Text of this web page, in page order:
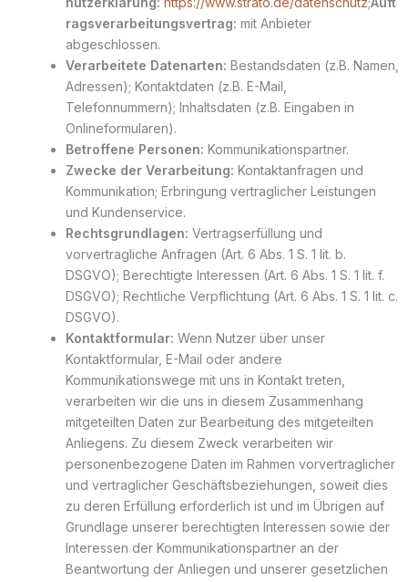
ragsverarbeitungsvertrag: mit Anbieter
abgeschlossen.
Verarbeitete Datenarten: Bestandsdaten (z.B. Namen,
Adressen); Kontaktdaten (z.B. E-Mail,
Telefonnummern); Inhaltsdaten (z.B. Eingaben in
Onlineformularen).
Betroffene Personen: Kommunikationspartner.
Zwecke der Verarbeitung: Kontaktanfragen und
Kommunikation; Erbringung vertraglicher Leistungen
und Kundenservice.
Rechtsgrundlagen: Vertragserfüllung und
vorvertragliche Anfragen (Art. 6 Abs. 1 S. 1 lit. b.
DSGVO); Berechtigte Interessen (Art. 6 Abs. 1 S. 1 lit. f.
DSGVO); Rechtliche Verpflichtung (Art. 6 Abs. 1 S. 1 lit. c.
DSGVO).
Kontaktformular: Wenn Nutzer über unser
Kontaktformular, E-Mail oder andere
Kommunikationswege mit uns in Kontakt treten,
verarbeiten wir die uns in diesem Zusammenhang
mitgeteilten Daten zur Bearbeitung des mitgeteilten
Anliegens. Zu diesem Zweck verarbeiten wir
personenbezogene Daten im Rahmen vorvertraglicher
und vertraglicher Geschäftsbeziehungen, soweit dies
zu deren Erfüllung erforderlich ist und im Übrigen auf
Grundlage unserer berechtigten Interessen sowie der
Interessen der Kommunikationspartner an der
Beantwortung der Anliegen und unserer gesetzlichen